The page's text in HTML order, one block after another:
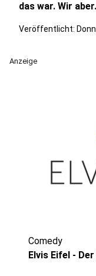
das war. Wir aber.
Veröffentlicht:
Anzeige
Comedy
Elvis Eifel -